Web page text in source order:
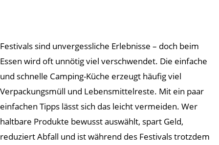
Festivals sind unvergessliche Erlebnisse – doch beim
Essen wird oft unnötig viel verschwendet. Die einfache
und schnelle Camping-Küche erzeugt häufig viel
Verpackungsmüll und Lebensmittelreste. Mit ein paar
einfachen Tipps lässt sich das leicht vermeiden. Wer
haltbare Produkte bewusst auswählt, spart Geld,
reduziert Abfall und ist während des Festivals trotzdem